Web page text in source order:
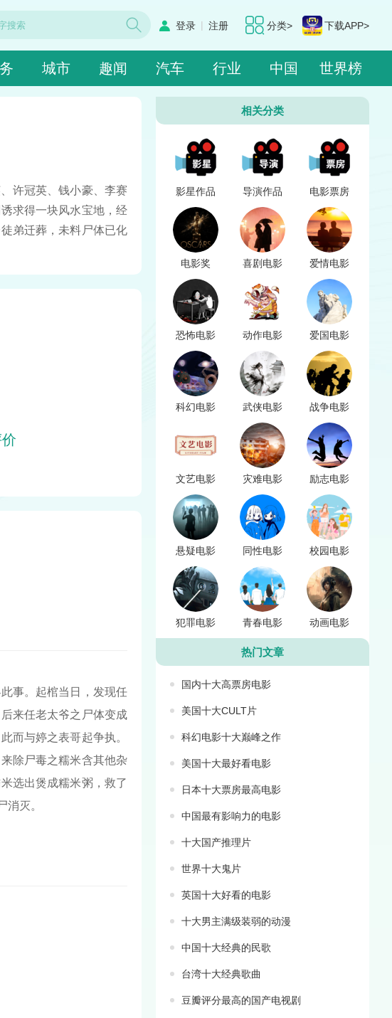
分类> 下载APP>
登录 | 注册
城市 趣闻 汽车 行业 中国 世界榜
许冠英、钱小豪、李赛
求得一块风水宝地，经
弟迁葬，未料尸体已化
事。起棺当日，发现任
来任老太爷之尸体变成
而与婷之表哥起争执。
除尸毒之糯米含其他杂
选出煲成糯米粥，救了
灭。
相关分类
影星作品 导演作品 电影票房
电影奖 喜剧电影 爱情电影
恐怖电影 动作电影 爱国电影
科幻电影 武侠电影 战争电影
文艺电影 灾难电影 励志电影
悬疑电影 同性电影 校园电影
犯罪电影 青春电影 动画电影
热门文章
国内十大高票房电影
美国十大CULT片
科幻电影十大巅峰之作
美国十大最好看电影
日本十大票房最高电影
中国最有影响力的电影
十大国产推理片
世界十大鬼片
英国十大好看的电影
十大男主满级装弱的动漫
中国十大经典的民歌
台湾十大经典歌曲
豆瓣评分最高的国产电视剧